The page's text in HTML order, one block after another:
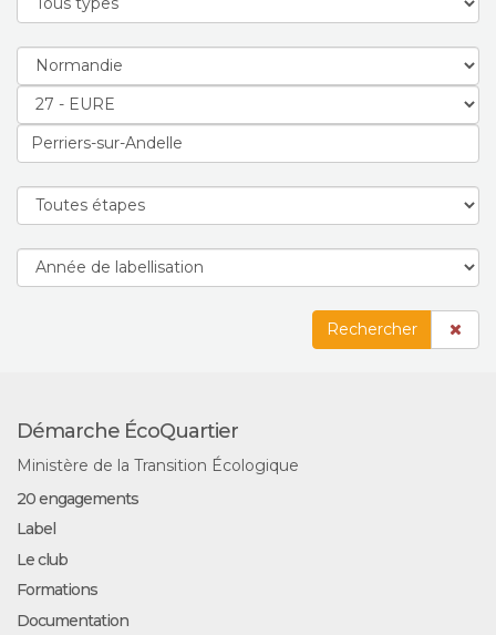
Rechercher
Démarche ÉcoQuartier
Ministère de la Transition Écologique
20 engagements
Label
Le club
Formations
Documentation